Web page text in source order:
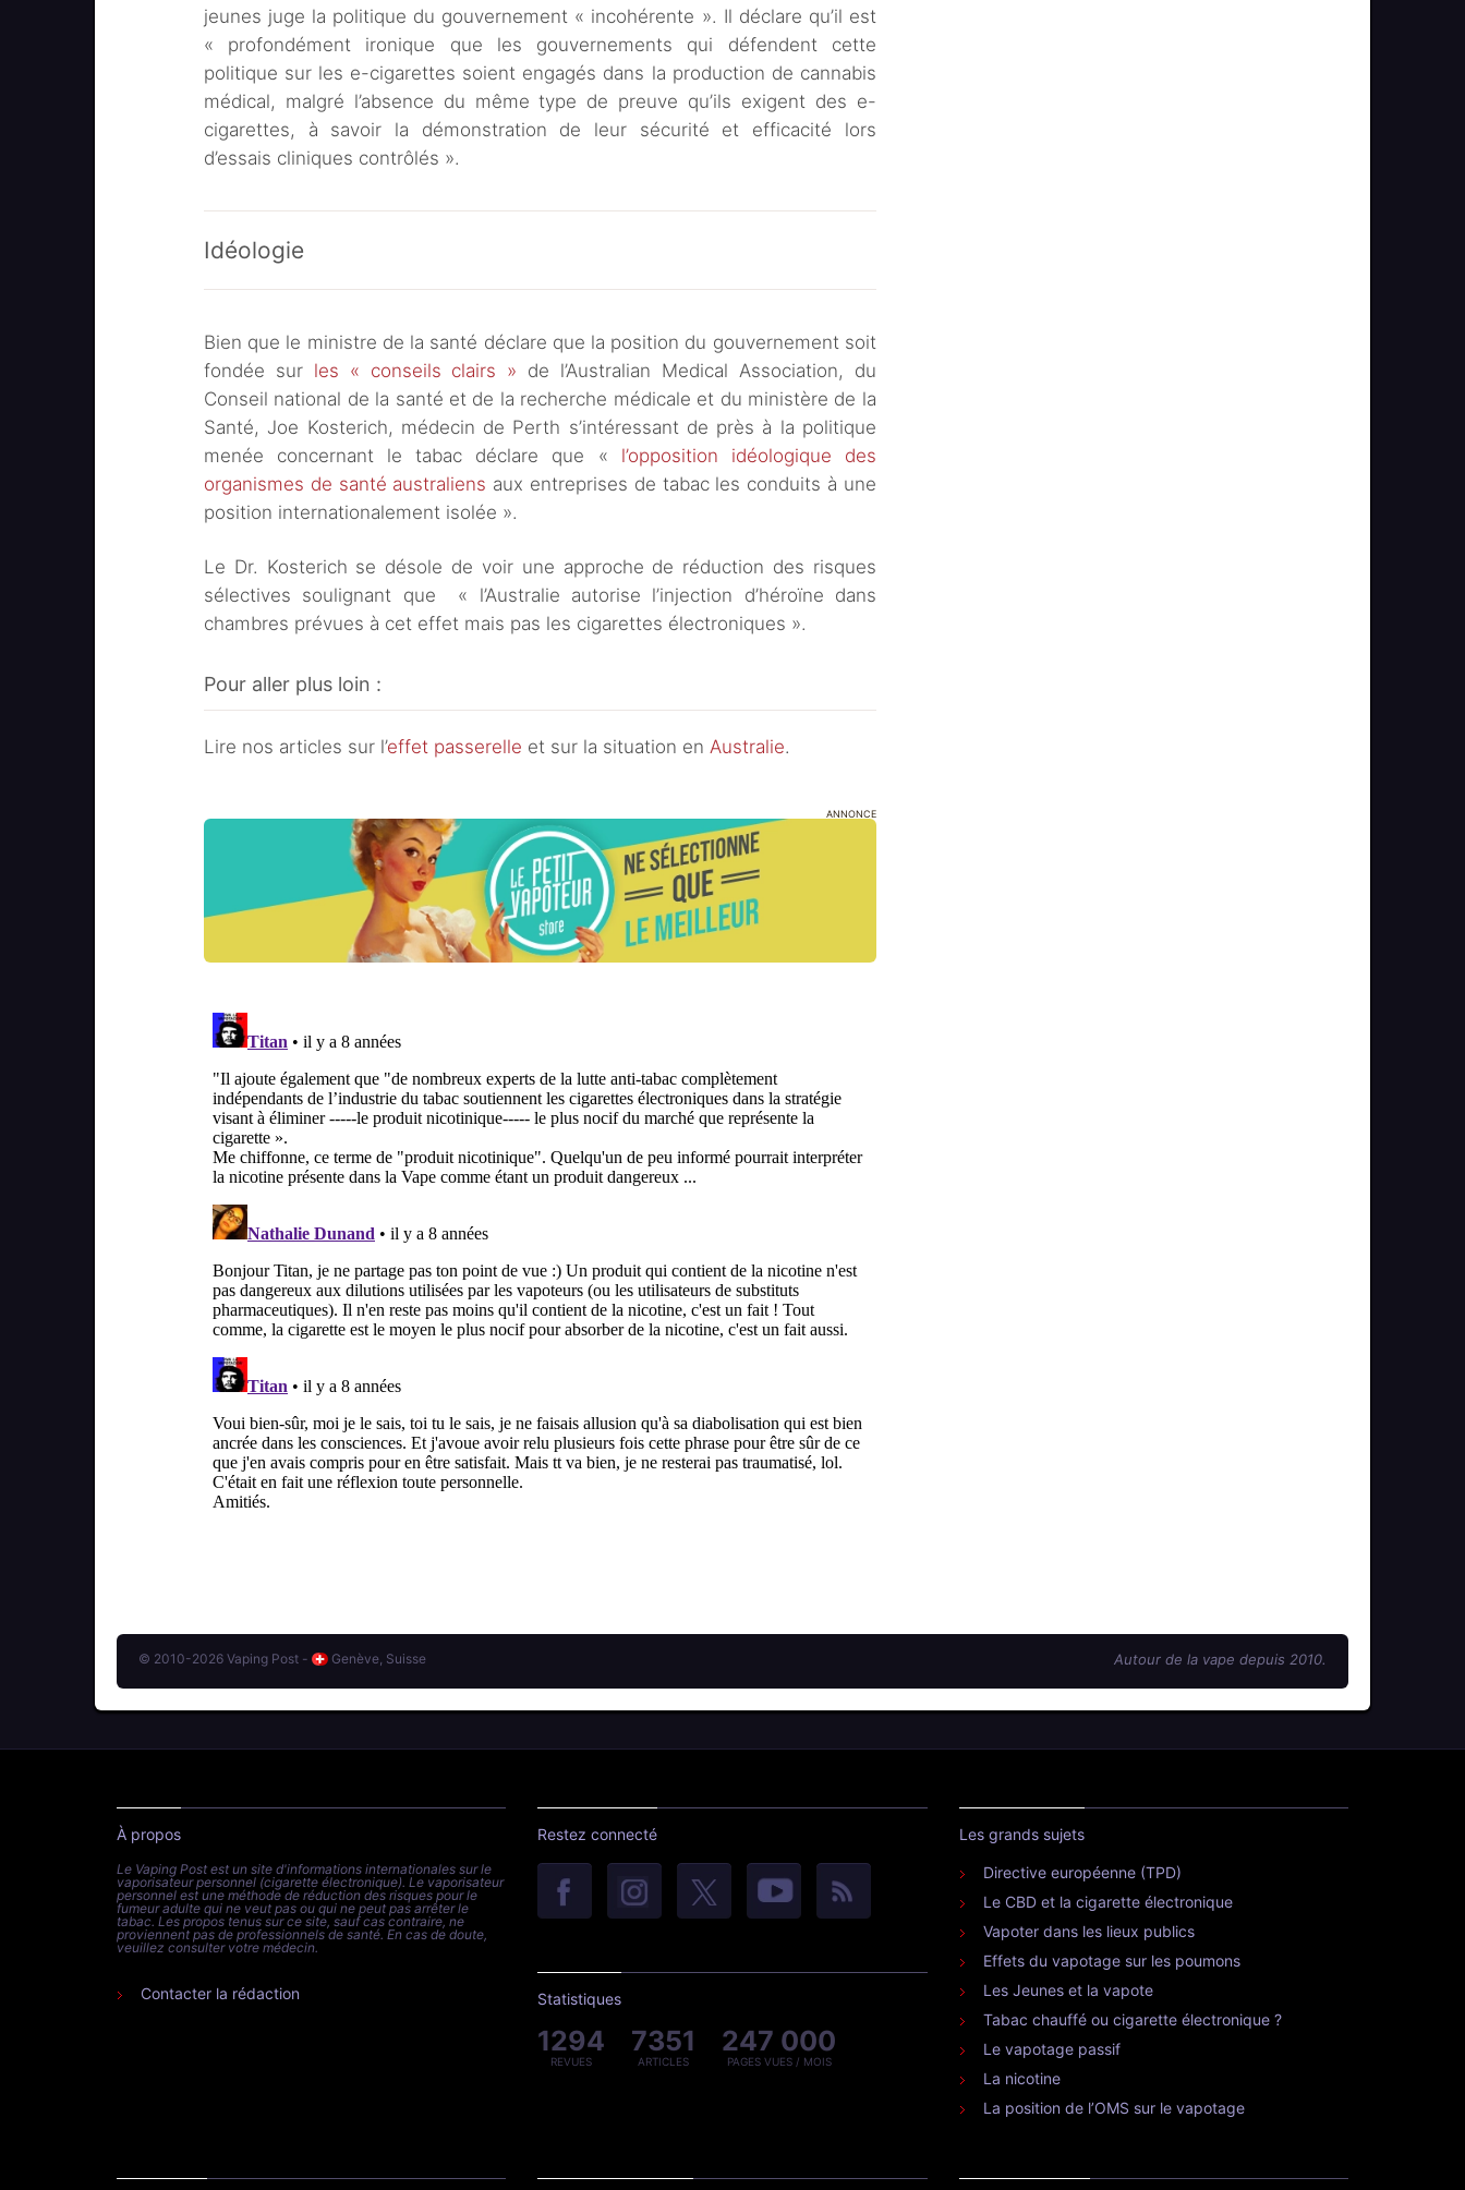
jeunes juge la politique du gouvernement « incohérente ». Il déclare qu’il est
« profondément ironique que les gouvernements qui défendent cette
politique sur les e-cigarettes soient engagés dans la production de cannabis
médical, malgré l’absence du même type de preuve qu’ils exigent des e-
cigarettes, à savoir la démonstration de leur sécurité et efficacité lors
d’essais cliniques contrôlés ».
Idéologie
Bien que le ministre de la santé déclare que la position du gouvernement soit
fondée sur les « conseils clairs » de l’Australian Medical Association, du
Conseil national de la santé et de la recherche médicale et du ministère de la
Santé, Joe Kosterich, médecin de Perth s’intéressant de près à la politique
menée concernant le tabac déclare que « l’opposition idéologique des
organismes de santé australiens aux entreprises de tabac les conduits à une
position internationalement isolée ».
Le Dr. Kosterich se désole de voir une approche de réduction des risques
sélectives soulignant que « l’Australie autorise l’injection d’héroïne dans
chambres prévues à cet effet mais pas les cigarettes électroniques ».
Pour aller plus loin :
Lire nos articles sur l’effet passerelle et sur la situation en Australie.
ANNONCE
© 2010-2026 Vaping Post - Genève, Suisse Autour de la vape depuis 2010.
À propos
Le Vaping Post est un site d'informations internationales sur le
vaporisateur personnel (cigarette électronique). Le vaporisateur
personnel est une méthode de réduction des risques pour le
fumeur adulte qui ne veut pas ou qui ne peut pas arrêter le
tabac. Les propos tenus sur ce site, sauf cas contraire, ne
proviennent pas de professionnels de santé. En cas de doute,
veuillez consulter votre médecin.
Contacter la rédaction
Restez connecté
Statistiques
1294
REVUES
7351
ARTICLES
247 000
PAGES VUES / MOIS
Les grands sujets
Directive européenne (TPD)
Le CBD et la cigarette électronique
Vapoter dans les lieux publics
Effets du vapotage sur les poumons
Les Jeunes et la vapote
Tabac chauffé ou cigarette électronique ?
Le vapotage passif
La nicotine
La position de l’OMS sur le vapotage